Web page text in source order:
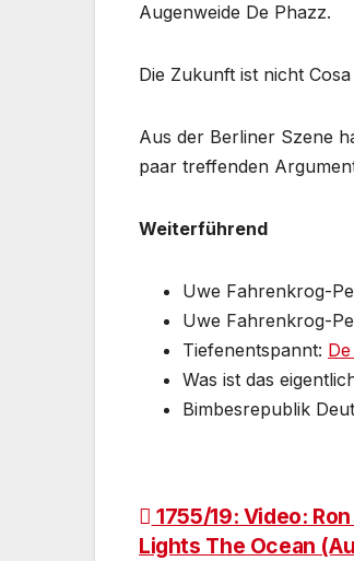
Augenweide De Phazz.
Die Zukunft ist nicht
Aus der Berliner Szene
paar treffenden
Weiterführend
Uwe Fahrenkrog-
Uwe Fahrenkrog-
Tiefenentspannt:
Was ist das
Bimbesrepublik
1755/19: Video:
Lights The Ocean